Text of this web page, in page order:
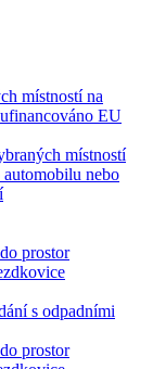
místností na
EU
místností
nebo
prostor
s odpadními
prostor